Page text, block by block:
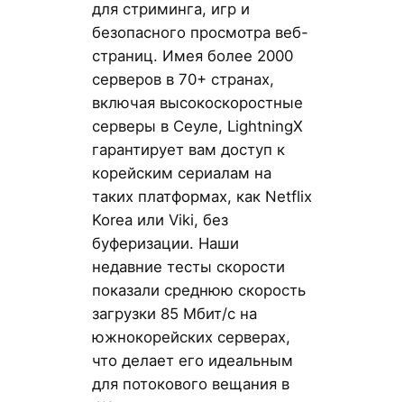
для стриминга, игр и
безопасного просмотра веб-
страниц. Имея более 2000
серверов в 70+ странах,
включая высокоскоростные
серверы в Сеуле, LightningX
гарантирует вам доступ к
корейским сериалам на
таких платформах, как Netflix
Korea или Viki, без
буферизации. Наши
недавние тесты скорости
показали среднюю скорость
загрузки 85 Мбит/с на
южнокорейских серверах,
что делает его идеальным
для потокового вещания в